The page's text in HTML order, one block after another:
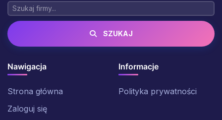
SZUKAJ
Nawigacja
Strona główna
Zaloguj się
Informacje
Polityka prywatności